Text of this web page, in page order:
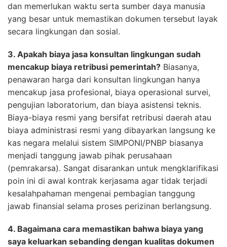
dan memerlukan waktu serta sumber daya manusia
yang besar untuk memastikan dokumen tersebut layak
secara lingkungan dan sosial.
3. Apakah biaya jasa konsultan lingkungan sudah
mencakup biaya retribusi pemerintah? Biasanya,
penawaran harga dari konsultan lingkungan hanya
mencakup jasa profesional, biaya operasional survei,
pengujian laboratorium, dan biaya asistensi teknis.
Biaya-biaya resmi yang bersifat retribusi daerah atau
biaya administrasi resmi yang dibayarkan langsung ke
kas negara melalui sistem SIMPONI/PNBP biasanya
menjadi tanggung jawab pihak perusahaan
(pemrakarsa). Sangat disarankan untuk mengklarifikasi
poin ini di awal kontrak kerjasama agar tidak terjadi
kesalahpahaman mengenai pembagian tanggung
jawab finansial selama proses perizinan berlangsung.
4. Bagaimana cara memastikan bahwa biaya yang
saya keluarkan sebanding dengan kualitas dokumen